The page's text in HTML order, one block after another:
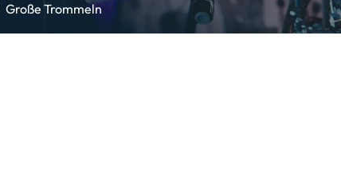
Große Trommeln